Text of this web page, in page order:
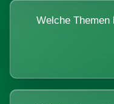
Welche Themen